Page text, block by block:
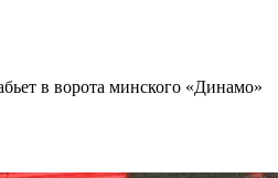
в ворота минского «Динамо»